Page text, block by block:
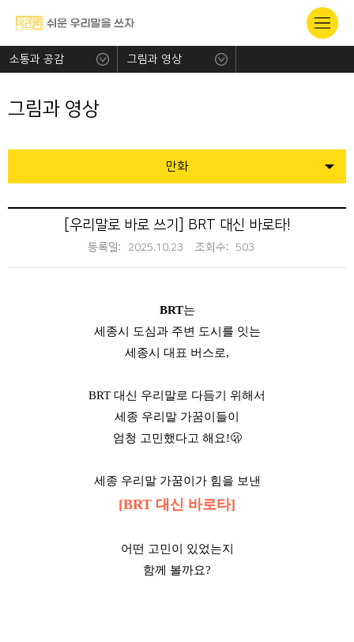
소통과 공감 그림과 영상
그림과 영상
만화
[우리말로 바로 쓰기] BRT 대신 바로타!
등록일: 2025.10.23 조회수: 503
BRT는
세종시 도심과 주변 도시를 잇는
세종시 대표 버스로,
BRT 대신 우리말로 다듬기 위해서
세종 우리말 가꿈이들이
엄청 고민했다고 해요!🫢
세종 우리말 가꿈이가 힘을 보낸
[BRT 대신 바로타]
어떤 고민이 있었는지
함께 볼까요?